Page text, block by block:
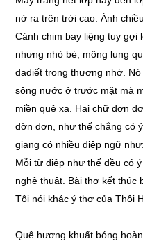
nở ra trên trời cao. Ánh
Cánh chim bay liệng tuy gợi
nhưng nhỏ bé, mông lung
dadiết trong thương nhớ.
sông nước ở trước mặt mà
miền quê xa. Hai chữ dợn
dờn đợn, như thế chẳng có
giang có nhiều điệp ngữ
Mỗi từ điệp như thế đều có
nghệ thuật. Bài thơ kết thúc
Tôi nói khác ý thơ của Thôi
Quê hương khuất bóng